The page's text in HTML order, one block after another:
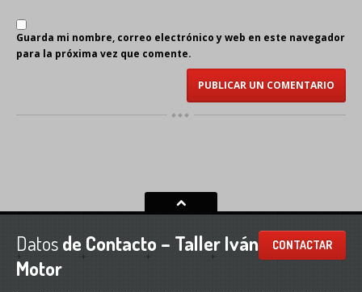
Guarda mi nombre, correo electrónico y web en este navegador
para la próxima vez que comente.
CONTACTAR
Datosde Contacto – Taller Iván
Motor